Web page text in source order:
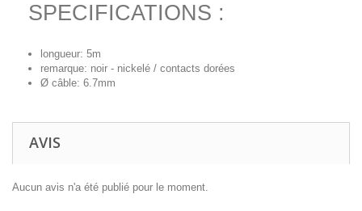
SPECIFICATIONS :
longueur: 5m
remarque: noir - nickelé / contacts dorées
Ø câble: 6.7mm
AVIS
Aucun avis n'a été publié pour le moment.